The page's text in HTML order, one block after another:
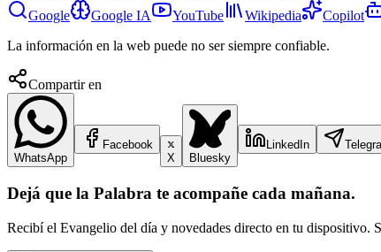
Google
Google IA YouTube Wikipedia Copilot
La información en la web puede no ser siempre confiable.
Compartir en
WhatsApp
Facebook
X
Bluesky
LinkedIn
Dejá que la Palabra te acompañe cada mañana.
Recibí el Evangelio del día y novedades directo en tu dispositivo.